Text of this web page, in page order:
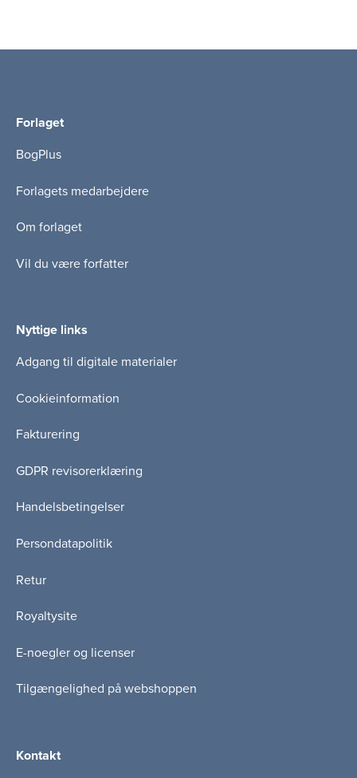
Forlaget
BogPlus
Forlagets medarbejdere
Om forlaget
Vil du være forfatter
Nyttige links
Adgang til digitale materialer
Cookieinformation
Fakturering
GDPR revisorerklæring
Handelsbetingelser
Persondatapolitik
Retur
Royaltysite
E-noegler og licenser
Tilgængelighed på webshoppen
Kontakt